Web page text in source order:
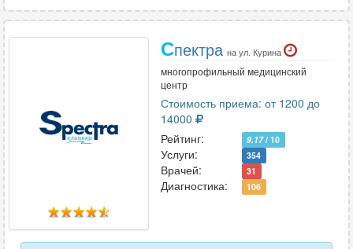
Спектра на ул. Курина
многопрофильный медицинский
центр
Стоимость приема: от 1200 до
14000
Рейтинг:
9.17/ 10
Услуги: 354
Врачей: 31
Диагностика: 106